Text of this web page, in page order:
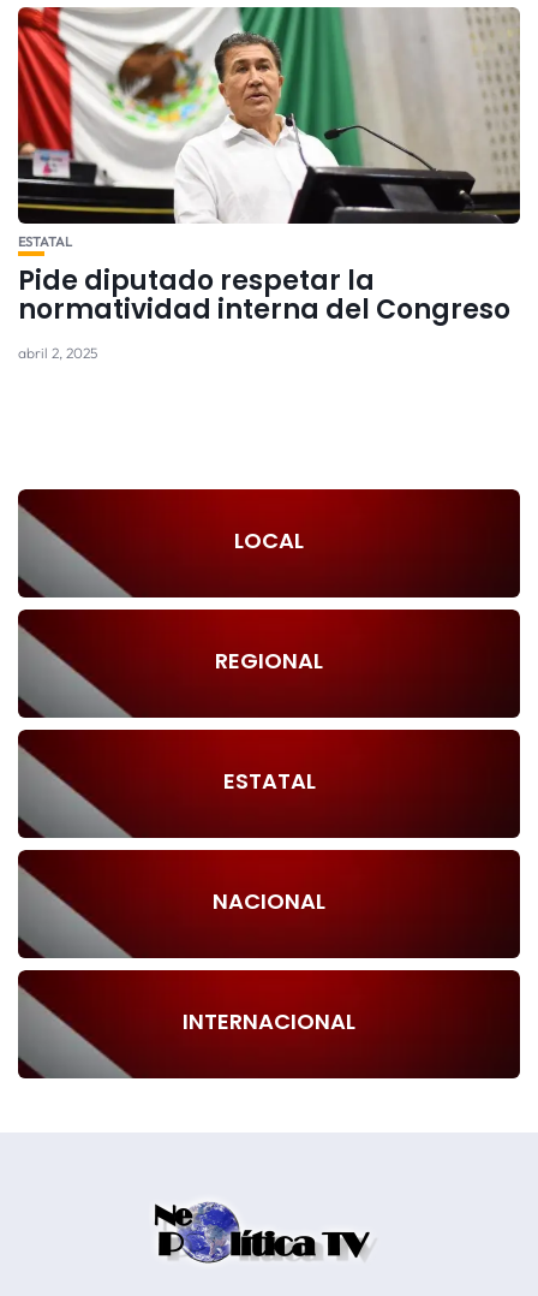
ESTATAL
Pide diputado respetar la
normatividad interna del Congreso
abril 2, 2025
LOCAL
REGIONAL
ESTATAL
NACIONAL
INTERNACIONAL